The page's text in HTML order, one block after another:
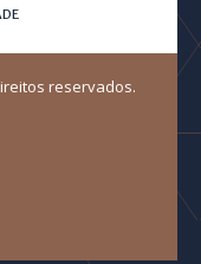
reservados.